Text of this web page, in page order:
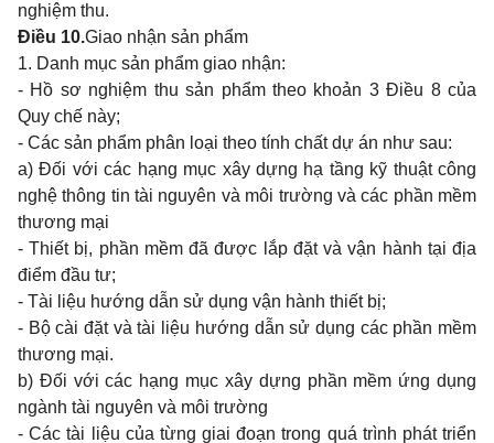
nghiệm thu.
Điều 10.Giao nhận sản phẩm
1. Danh mục sản phẩm giao nhận:
- Hồ sơ nghiệm thu sản phẩm theo khoản 3 Điều 8 của
Quy chế này;
- Các sản phẩm phân loại theo tính chất dự án như sau:
a) Đối với các hạng mục xây dựng hạ tầng kỹ thuật công
nghệ thông tin tài nguyên và môi trường và các phần mềm
thương mại
- Thiết bị, phần mềm đã được lắp đặt và vận hành tại địa
điểm đầu tư;
- Tài liệu hướng dẫn sử dụng vận hành thiết bị;
- Bộ cài đặt và tài liệu hướng dẫn sử dụng các phần mềm
thương mại.
b) Đối với các hạng mục xây dựng phần mềm ứng dụng
ngành tài nguyên và môi trường
- Các tài liệu của từng giai đoạn trong quá trình phát triển